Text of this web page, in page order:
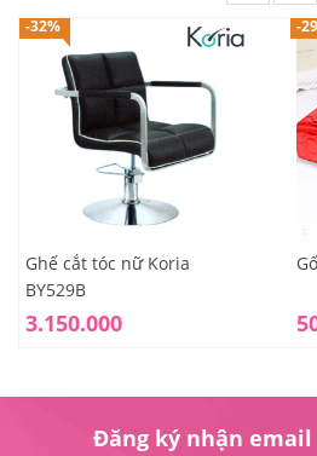
-32%
Ghế cắt tóc nữ Koria
BY529B
3.150.000
-
Đăng ký nhận